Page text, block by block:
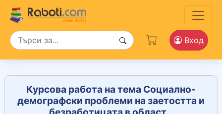
Вход
Курсова работа на тема Социално-
демографски проблеми на заетостта и